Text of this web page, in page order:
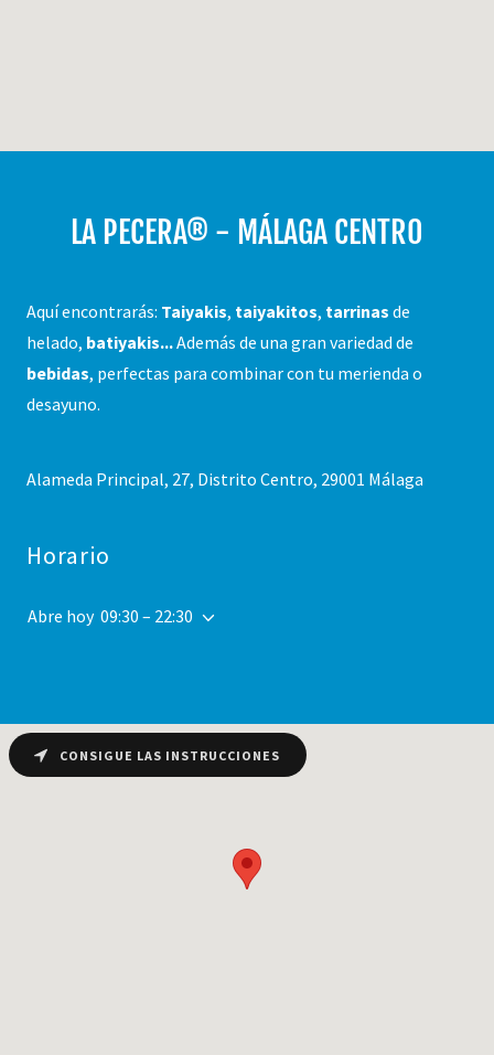
LA PECERA® - MÁLAGA CENTR0
Aquí encontrarás: Taiyakis, taiyakitos, tarrinas de
helado, batiyakis...Además de una gran variedad de
bebidas, perfectas para combinar con tu merienda o
desayuno.
Alameda Principal, 27, Distrito Centro, 29001 Málaga
Horario
Abre hoy 09:30 – 22:30
CONSIGUE LAS INSTRUCCIONES